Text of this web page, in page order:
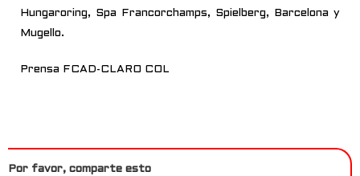
Hungaroring, Spa Francorchamps, Spielberg, Barcelona y
Mugello.
Prensa FCAD-CLARO COL
Por favor, comparte esto